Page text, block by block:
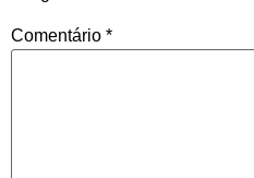
Comentário *